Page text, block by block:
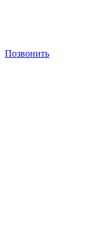
Позвонить